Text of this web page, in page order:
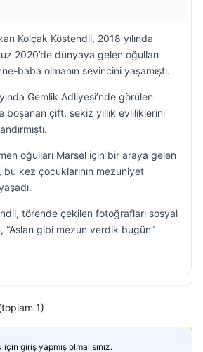
Kolçak Köstendil, 2018 yılında
2020’de dünyaya gelen oğulları
baba olmanın sevincini yaşamıştı.
Gemlik Adliyesi’nde görülen
çift, sekiz yıllık evliliklerini
oğulları Marsel için bir araya gelen
kez çocuklarının mezuniyet
törende çekilen fotoğrafları sosyal
“Aslan gibi mezun verdik bugün”
1)
giriş yapmış olmalısınız.